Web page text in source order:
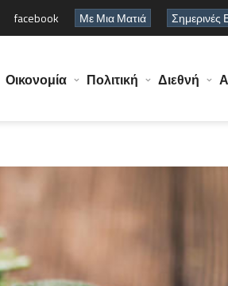
facebook Με Μια Ματιά Σημερινές
Οικονομία Πολιτική Διεθνή